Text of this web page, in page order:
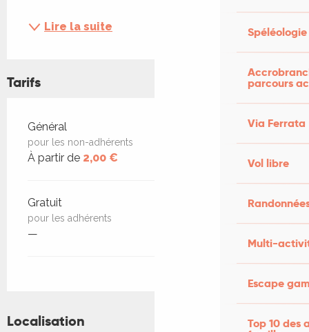
Spéléologie
parcours
Via Ferrata
Vol libre
Multi-
Escape
Top 10 des
Lire la suite
Tarifs
Tarifs 2026
Général
pour les non-adhérents
À partir de 2,00 €
Gratuit
pour les adhérents
—
Localisation